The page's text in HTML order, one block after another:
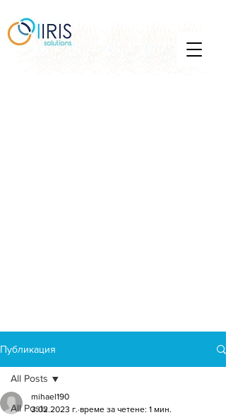
Публикация
All Posts
All Posts
mihael190
3.02.2023 г. време за четене: 1 мин.